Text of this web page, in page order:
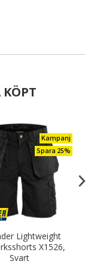
Kampanj
Spara 25%
Lightweight
X1526,
Svart